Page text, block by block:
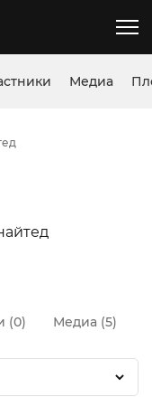
Медиа
(0) Медиа (5)